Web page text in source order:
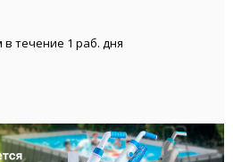
течение 1 раб. дня